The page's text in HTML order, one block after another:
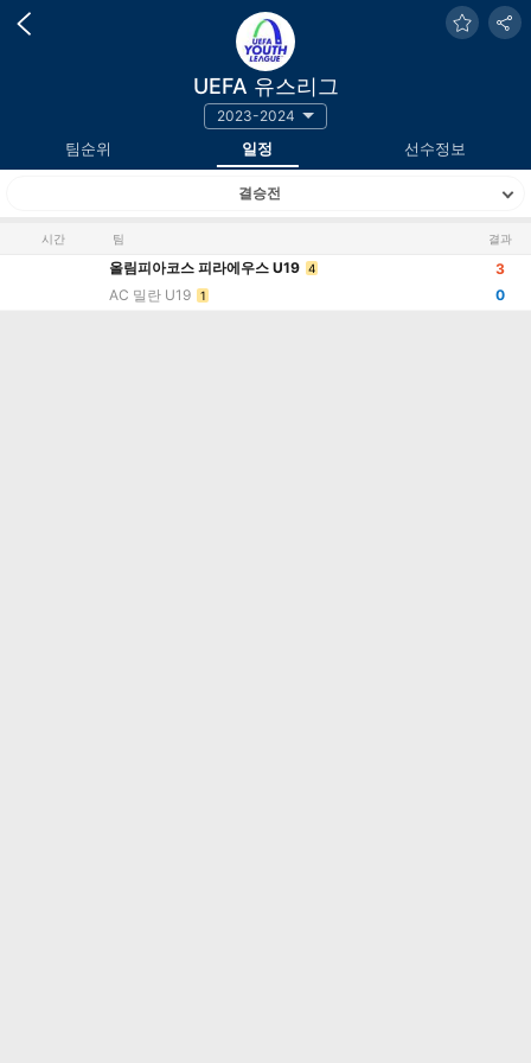
UEFA 유스리그
2023-2024
팀순위 일정 선수정보
결승전
시간 팀 결과
올림피아코스 피라에우스 U19 4
AC 밀란 U19 1
3
0